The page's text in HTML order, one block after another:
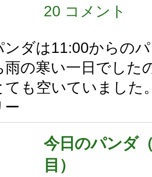
20 コメント
ンダは11:00からの
雨の寒い一日でした
ても空いていました
ー
今日のパンダ
目）